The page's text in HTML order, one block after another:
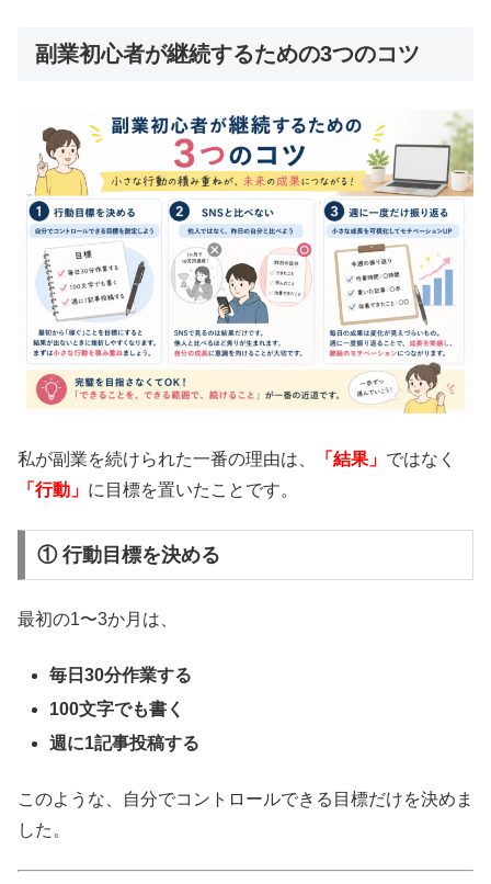
副業初心者が継続するための3つのコツ
私が副業を続けられた一番の理由は、 「結果」 ではなく
「行動」 に目標を置いたことです。
① 行動目標を決める
最初の1〜3か月は、
毎日30分作業する
100文字でも書く
週に1記事投稿する
このような、自分でコントロールできる目標だけを決めま
した。